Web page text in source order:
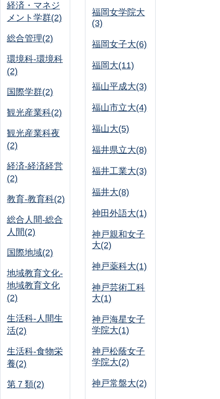
経済・マネジ
メント学群(2)
総合管理(2)
環境科-環境科
(2)
国際学群(2)
観光産業科(2)
観光産業科夜
(2)
経済-経済経営
(2)
教育-教育科(2)
総合人間-総合
人間(2)
国際地域(2)
地域教育文化-
地域教育文化
(2)
生活科-人間生
活(2)
生活科-食物栄
養(2)
第７類(2)
福岡女学院大
(3)
福岡女子大(6)
福岡大(11)
福山平成大(3)
福山市立大(4)
福山大(5)
福井県立大(8)
福井工業大(3)
福井大(8)
神田外語大(1)
神戸親和女子
大(2)
神戸薬科大(1)
神戸芸術工科
大(1)
神戸海星女子
学院大(1)
神戸松蔭女子
学院大(2)
神戸常盤大(2)